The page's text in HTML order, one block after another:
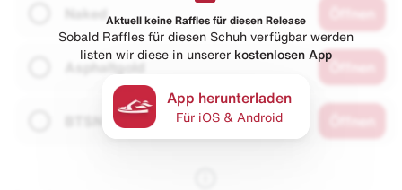
Naked
Asphaltgold
Aktuell keine Raffles für diesen Release
Sobald Raffles für diesen Schuh verfügbar werden
listen wir diese in unserer kostenlosen App
App herunterladen
Für iOS & Android